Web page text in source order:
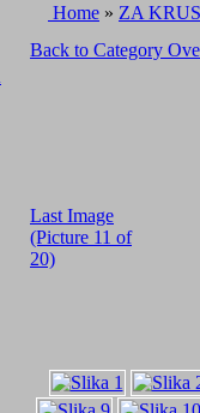
Home » ZA
Back to Category
Last Image
(Picture 11 of
20)